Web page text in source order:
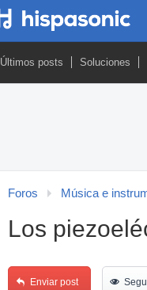
Últimos posts Soluciones
Foros Música e
Los
Enviar post